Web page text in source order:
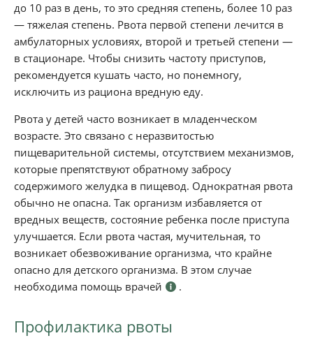
до 10 раз в день, то это средняя степень, более 10 раз
— тяжелая степень. Рвота первой степени лечится в
амбулаторных условиях, второй и третьей степени —
в стационаре. Чтобы снизить частоту приступов,
рекомендуется кушать часто, но понемногу,
исключить из рациона вредную еду.
Рвота у детей часто возникает в младенческом
возрасте. Это связано с неразвитостью
пищеварительной системы, отсутствием механизмов,
которые препятствуют обратному забросу
содержимого желудка в пищевод. Однократная рвота
обычно не опасна. Так организм избавляется от
вредных веществ, состояние ребенка после приступа
улучшается. Если рвота частая, мучительная, то
возникает обезвоживание организма, что крайне
опасно для детского организма. В этом случае
необходима помощь врачей
.
Профилактика рвоты